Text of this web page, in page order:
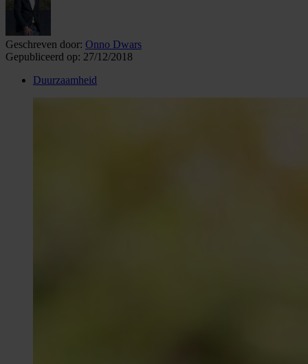
Geschreven door: Onno Dwars
Gepubliceerd op: 27/12/2018
Duurzaamheid